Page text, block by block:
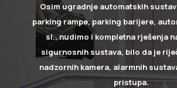
Osim ugradnje automatskih
parking rampe, parking barijere,
sl., nudimo i kompletna rješenja
sigurnosnih sustava, bilo da je
nadzornih kamera, alarmnih
pristupa.